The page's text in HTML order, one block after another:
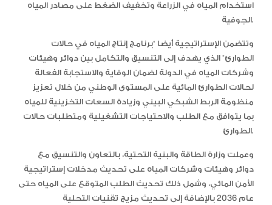
استخدام المياه في الزراعة وتخفيف الضغط على مصادر المياه
الجوفية.
وتتضمن الإستراتيجية أيضا “برنامج إنتاج المياه في حالات
الطوارئ” الذي يهدف إلى التنسيق والتكامل بين دوائر وهيئات
وشركات المياه في الدولة لضمان الوقاية والاستجابة الفعالة
لحالات الطوارئ المائية على المستوى الوطني من خلال تعزيز
منظومة الربط الشبكي البيني وزيادة السعات التخزينية للمياه
بما يتوافق مع الطلب والاحتياجات التشغيلية ومتطلبات حالات
الطوارئ.
وعملت وزارة الطاقة والبنية التحتية، بالتعاون والتنسيق مع
دوائر وهيئات وشركات المياه على تحديث مدخلات إستراتيجية
الأمن المائي، وشمل ذلك تحديث الطلب المتوقع على المياه حتى
عام 2036 بالإضافة إلى تحديث مزيج تقنيات التحلية